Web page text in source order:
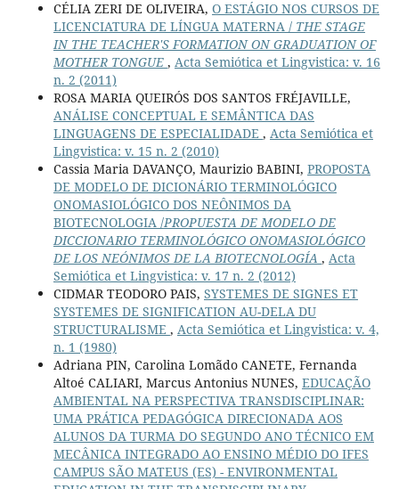
CÉLIA ZERI DE OLIVEIRA, O ESTÁGIO NOS CURSOS DE
LICENCIATURA DE LÍNGUA MATERNA / THE STAGE
IN THE TEACHER'S FORMATION ON GRADUATION OF
MOTHER TONGUE , Acta Semiótica et Lingvistica: v. 16
n. 2 (2011)
ROSA MARIA QUEIRÓS DOS SANTOS FRÉJAVILLE,
ANÁLISE CONCEPTUAL E SEMÂNTICA DAS
LINGUAGENS DE ESPECIALIDADE , Acta Semiótica et
Lingvistica: v. 15 n. 2 (2010)
Cassia Maria DAVANÇO, Maurizio BABINI, PROPOSTA
DE MODELO DE DICIONÁRIO TERMINOLÓGICO
ONOMASIOLÓGICO DOS NEÔNIMOS DA
BIOTECNOLOGIA /PROPUESTA DE MODELO DE
DICCIONARIO TERMINOLÓGICO ONOMASIOLÓGICO
DE LOS NEÓNIMOS DE LA BIOTECNOLOGÍA , Acta
Semiótica et Lingvistica: v. 17 n. 2 (2012)
CIDMAR TEODORO PAIS, SYSTEMES DE SIGNES ET
SYSTEMES DE SIGNIFICATION AU-DELA DU
STRUCTURALISME , Acta Semiótica et Lingvistica: v. 4,
n. 1 (1980)
Adriana PIN, Carolina Lomãdo CANETE, Fernanda
Altoé CALIARI, Marcus Antonius NUNES, EDUCAÇÃO
AMBIENTAL NA PERSPECTIVA TRANSDISCIPLINAR:
UMA PRÁTICA PEDAGÓGICA DIRECIONADA AOS
ALUNOS DA TURMA DO SEGUNDO ANO TÉCNICO EM
MECÂNICA INTEGRADO AO ENSINO MÉDIO DO IFES
CAMPUS SÃO MATEUS (ES) - ENVIRONMENTAL